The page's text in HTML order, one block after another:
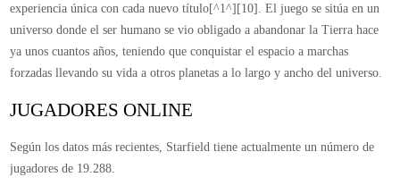
experiencia única con cada nuevo título[^1^][10]. El juego se sitúa en un
universo donde el ser humano se vio obligado a abandonar la Tierra hace
ya unos cuantos años, teniendo que conquistar el espacio a marchas
forzadas llevando su vida a otros planetas a lo largo y ancho del universo.
JUGADORES ONLINE
Según los datos más recientes, Starfield tiene actualmente un número de
jugadores de 19.288.